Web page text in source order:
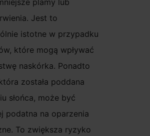
plamy lub
Jest to
istotne w przypadku
które mogą wpływać
naskórka. Ponadto
została poddana
słońca, może być
podatna na oparzenia
To zwiększa ryzyko